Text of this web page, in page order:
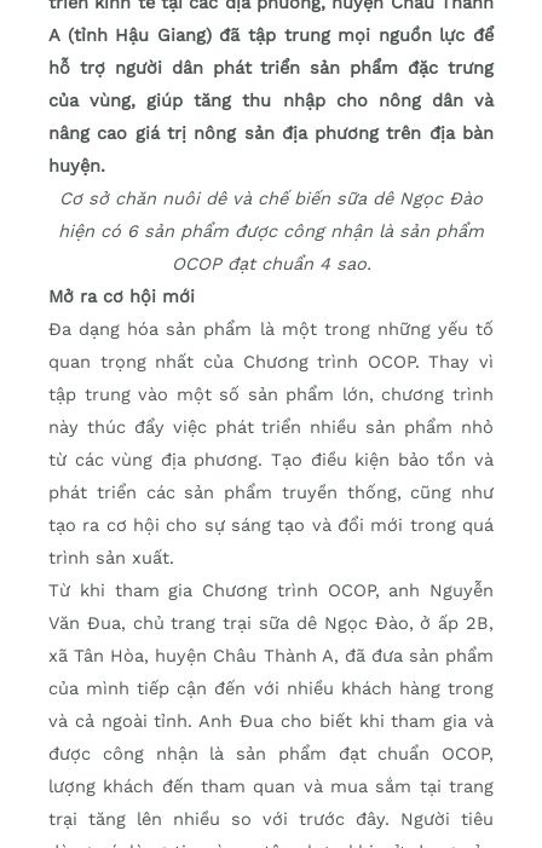
A (tỉnh Hậu Giang) đã tập trung mọi nguồn lực để
hỗ trợ người dân phát triển sản phẩm đặc trưng
của vùng, giúp tăng thu nhập cho nông dân và
nâng cao giá trị nông sản địa phương trên địa bàn
huyện.
Cơ sở chăn nuôi dê và chế biến sữa dê Ngọc Đào
hiện có 6 sản phẩm được công nhận là sản phẩm
OCOP đạt chuẩn 4 sao.
Mở ra cơ hội mới
Đa dạng hóa sản phẩm là một trong những yếu tố
quan trọng nhất của Chương trình OCOP. Thay vì
tập trung vào một số sản phẩm lớn, chương trình
này thúc đẩy việc phát triển nhiều sản phẩm nhỏ
từ các vùng địa phương. Tạo điều kiện bảo tồn và
phát triển các sản phẩm truyền thống, cũng như
tạo ra cơ hội cho sự sáng tạo và đổi mới trong quá
trình sản xuất.
Từ khi tham gia Chương trình OCOP, anh Nguyễn
Văn Đua, chủ trang trại sữa dê Ngọc Đào, ở ấp 2B,
xã Tân Hòa, huyện Châu Thành A, đã đưa sản phẩm
của mình tiếp cận đến với nhiều khách hàng trong
và cả ngoài tỉnh. Anh Đua cho biết khi tham gia và
được công nhận là sản phẩm đạt chuẩn OCOP,
lượng khách đến tham quan và mua sắm tại trang
trại tăng lên nhiều so với trước đây. Người tiêu